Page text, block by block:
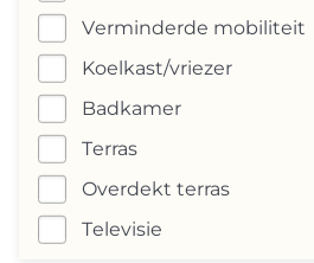
Verminderde mobiliteit
Koelkast/vriezer
Badkamer
Terras
Overdekt terras
Televisie